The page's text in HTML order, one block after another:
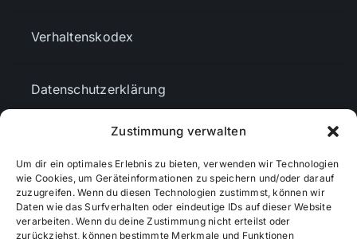
Zustimmung verwalten
Um dir ein optimales Erlebnis zu bieten, verwenden wir Technologien
wie Cookies, um Geräteinformationen zu speichern und/oder darauf
zuzugreifen. Wenn du diesen Technologien zustimmst, können wir
Daten wie das Surfverhalten oder eindeutige IDs auf dieser Website
verarbeiten. Wenn du deine Zustimmung nicht erteilst oder
zurückziehst, können bestimmte Merkmale und Funktionen
Verhaltenskodex
Datenschutzerklärung
Cookie-Richtlinie (EU)